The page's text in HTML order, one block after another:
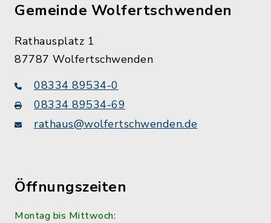
Gemeinde Wolfertschwenden
Rathausplatz 1
87787 Wolfertschwenden
08334 89534-0
08334 89534-69
rathaus@wolfertschwenden.de
Öffnungszeiten
Montag bis Mittwoch: